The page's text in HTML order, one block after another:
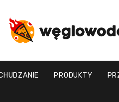
PRODUKTY